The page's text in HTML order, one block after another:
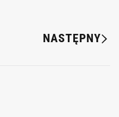
NASTĘPNY